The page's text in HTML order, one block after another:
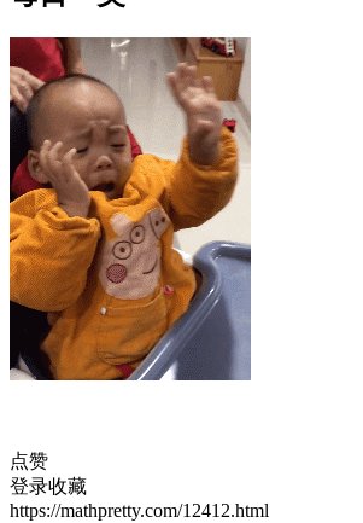
点赞
登录收藏
https://mathpretty.com/12412.html